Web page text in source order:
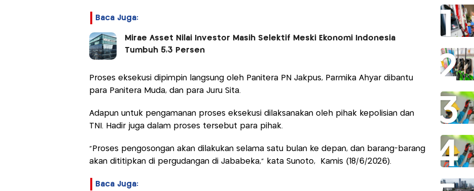
Baca Juga:
Mirae Asset Nilai Investor Masih Selektif Meski Ekonomi Indonesia
Tumbuh 5,3 Persen
Proses eksekusi dipimpin langsung oleh Panitera PN Jakpus, Parmika Ahyar dibantu
para Panitera Muda, dan para Juru Sita.
Adapun untuk pengamanan proses eksekusi dilaksanakan oleh pihak kepolisian dan
TNI. Hadir juga dalam proses tersebut para pihak.
"Proses pengosongan akan dilakukan selama satu bulan ke depan, dan barang-barang
akan dititipkan di pergudangan di Jababeka," kata Sunoto, Kamis (18/6/2026).
Baca Juga: